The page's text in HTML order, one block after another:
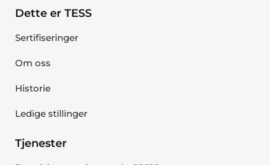
Dette er TESS
Sertifiseringer
Om oss
Historie
Ledige stillinger
Tjenester